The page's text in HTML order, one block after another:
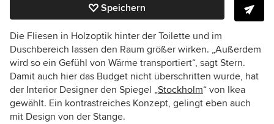
Speichern
Die Fliesen in Holzoptik hinter der Toilette und im
Duschbereich lassen den Raum größer wirken. „Außerdem
wird so ein Gefühl von Wärme transportiert“, sagt Stern.
Damit auch hier das Budget nicht überschritten wurde, hat
der Interior Designer den Spiegel „Stockholm“ von Ikea
gewählt. Ein kontrastreiches Konzept, gelingt eben auch
mit Design von der Stange.